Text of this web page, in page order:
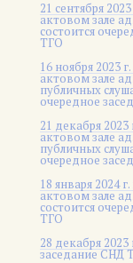
21 сентября
актовом зале
состоится
ТГО
16 ноября 2023
актовом зале
публичных
очередное
21 декабря 2023
актовом зале
публичных
очередное
18 января 2024
актовом зале
состоится
ТГО
28 декабря
заседание СНД